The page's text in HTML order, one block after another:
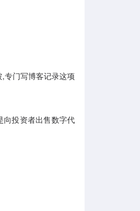
专门写博客记录这项
向投资者出售数字代